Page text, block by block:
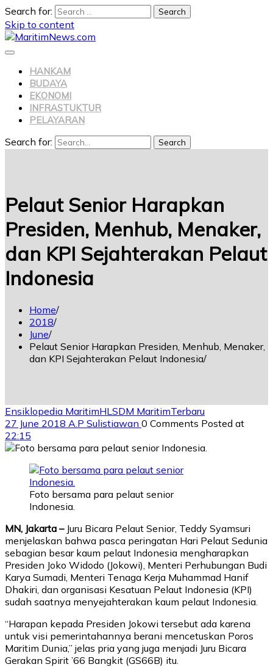
Search for:
Skip to content
HANKAM
BUDAYA
EKONOMI
INFRASTUKTUR
PELAYARAN
Search for: Search
Pelaut Senior Harapkan
Presiden, Menhub, Menaker,
dan KPI Sejahterakan Pelaut
Indonesia
Home
2018
June
Pelaut Senior Harapkan Presiden, Menhub, Menaker,
dan KPI Sejahterakan Pelaut Indonesia
Ensiklopedia MaritimHL SDM MaritimTerbaru
27 June 2018 A.P Sulistiawan 0 Comments Posted at
22:15
Foto bersama para pelaut senior
Indonesia.
MN, Jakarta – Juru Bicara Pelaut Senior, Teddy Syamsuri
menjelaskan bahwa pasca peringatan Hari Pelaut Sedunia
sebagian besar kaum pelaut Indonesia mengharapkan
Presiden Joko Widodo (Jokowi), Menteri Perhubungan Budi
Karya Sumadi, Menteri Tenaga Kerja Muhammad Hanif
Dhakiri, dan organisasi Kesatuan Pelaut Indonesia (KPI)
sudah saatnya menyejahterakan kaum pelaut Indonesia.
“Harapan kepada Presiden Jokowi tersebut ada karena
untuk visi pemerintahannya berani mencetuskan Poros
Maritim Dunia,” jelas pria yang juga menjadi Juru Bicara
Gerakan Spirit ’66 Bangkit (GS66B) itu.